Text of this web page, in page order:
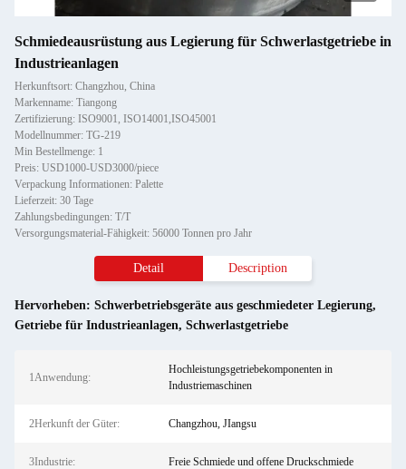
Schmiedeausrüstung aus Legierung für Schwerlastgetriebe in
Industrieanlagen
Herkunftsort: Changzhou, China
Markenname: Tiangong
Zertifizierung: ISO9001, ISO14001,ISO45001
Modellnummer: TG-219
Min Bestellmenge: 1
Preis: USD1000-USD3000/piece
Verpackung Informationen: Palette
Lieferzeit: 30 Tage
Zahlungsbedingungen: T/T
Versorgungsmaterial-Fähigkeit: 56000 Tonnen pro Jahr
Detail Description
Hervorheben: Schwerbetriebsgeräte aus geschmiedeter Legierung,
Getriebe für Industrieanlagen, Schwerlastgetriebe
1Anwendung:
Hochleistungsgetriebekomponenten in
Industriemaschinen
2Herkunft der Güter: Changzhou, JIangsu
3Industrie: Freie Schmiede und offene Druckschmiede